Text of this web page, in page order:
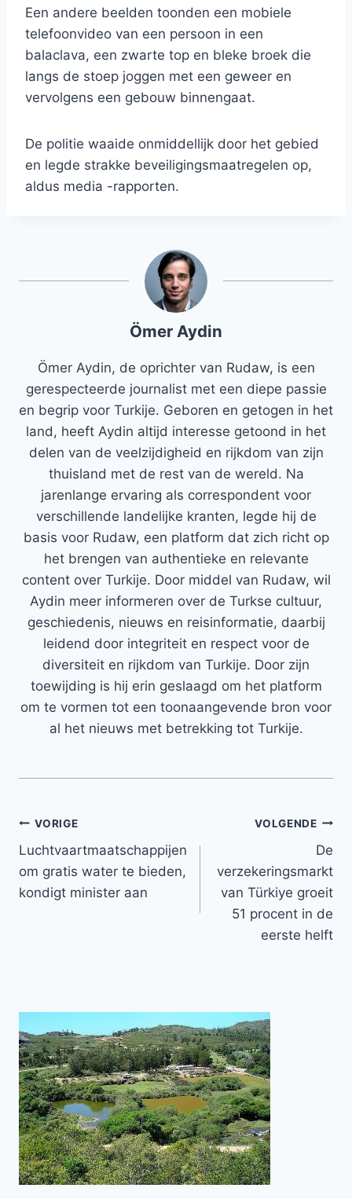
Een andere beelden toonden een mobiele
telefoonvideo van een persoon in een
balaclava, een zwarte top en bleke broek die
langs de stoep joggen met een geweer en
vervolgens een gebouw binnengaat.
De politie waaide onmiddellijk door het gebied
en legde strakke beveiligingsmaatregelen op,
aldus media -rapporten.
Ömer Aydin
Ömer Aydin, de oprichter van Rudaw, is een
gerespecteerde journalist met een diepe passie
en begrip voor Turkije. Geboren en getogen in het
land, heeft Aydin altijd interesse getoond in het
delen van de veelzijdigheid en rijkdom van zijn
thuisland met de rest van de wereld. Na
jarenlange ervaring als correspondent voor
verschillende landelijke kranten, legde hij de
basis voor Rudaw, een platform dat zich richt op
het brengen van authentieke en relevante
content over Turkije. Door middel van Rudaw, wil
Aydin meer informeren over de Turkse cultuur,
geschiedenis, nieuws en reisinformatie, daarbij
leidend door integriteit en respect voor de
diversiteit en rijkdom van Turkije. Door zijn
toewijding is hij erin geslaagd om het platform
om te vormen tot een toonaangevende bron voor
al het nieuws met betrekking tot Turkije.
Bericht
navigatie
VORIGE
Luchtvaartmaatschappijen
om gratis water te bieden,
kondigt minister aan
VOLGENDE
De
verzekeringsmarkt
van Türkiye groeit
51 procent in de
eerste helft